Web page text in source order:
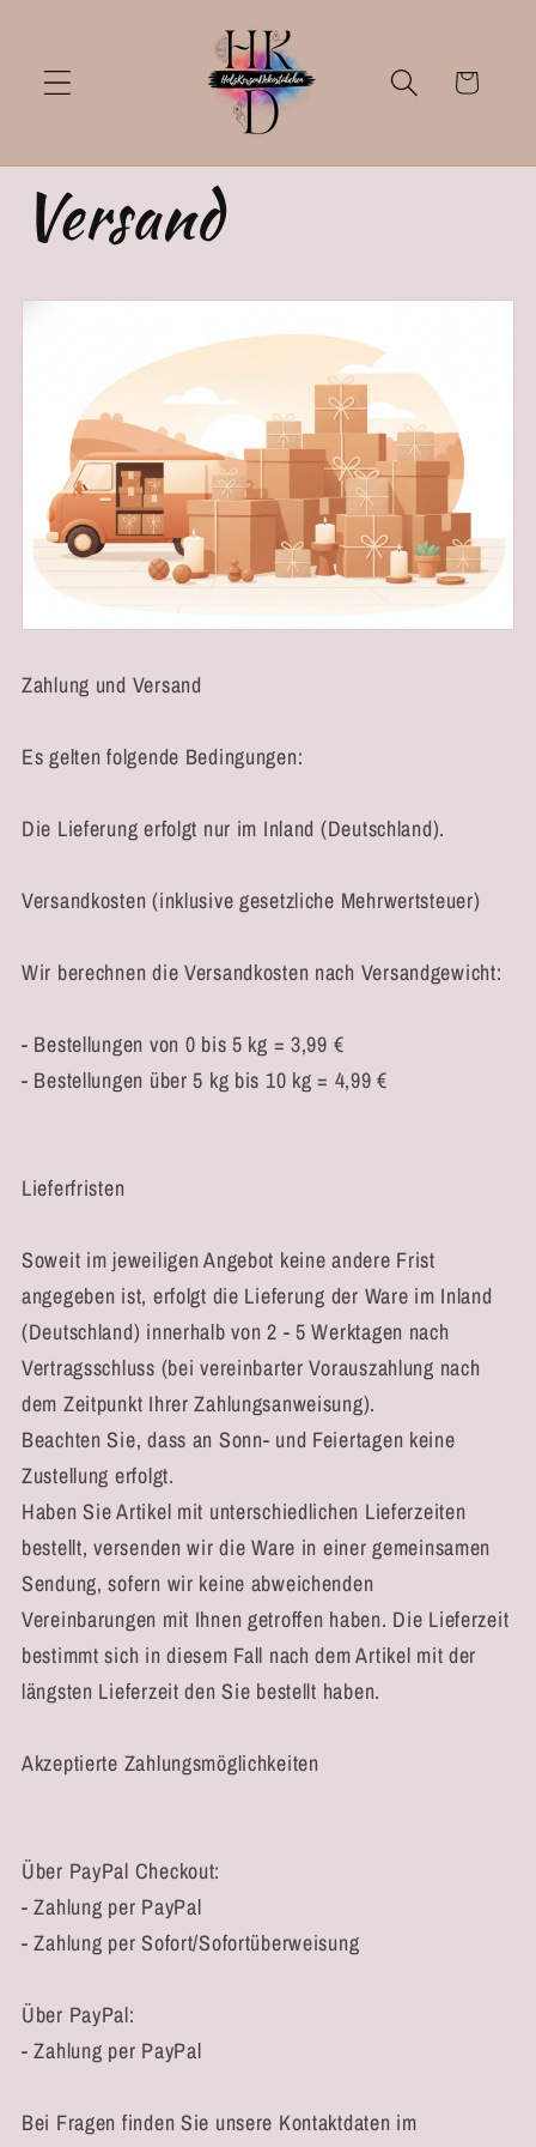
Warenkorb
Versand
Zahlung und Versand
Es gelten folgende Bedingungen:
Die Lieferung erfolgt nur im Inland (Deutschland).
Versandkosten (inklusive gesetzliche Mehrwertsteuer)
Wir berechnen die Versandkosten nach Versandgewicht:
- Bestellungen von 0 bis 5 kg = 3,99 €
- Bestellungen über 5 kg bis 10 kg = 4,99 €
Lieferfristen
Soweit im jeweiligen Angebot keine andere Frist
angegeben ist, erfolgt die Lieferung der Ware im Inland
(Deutschland) innerhalb von 2 - 5 Werktagen nach
Vertragsschluss (bei vereinbarter Vorauszahlung nach
dem Zeitpunkt Ihrer Zahlungsanweisung).
Beachten Sie, dass an Sonn- und Feiertagen keine
Zustellung erfolgt.
Haben Sie Artikel mit unterschiedlichen Lieferzeiten
bestellt, versenden wir die Ware in einer gemeinsamen
Sendung, sofern wir keine abweichenden
Vereinbarungen mit Ihnen getroffen haben. Die Lieferzeit
bestimmt sich in diesem Fall nach dem Artikel mit der
längsten Lieferzeit den Sie bestellt haben.
Akzeptierte Zahlungsmöglichkeiten
Über PayPal Checkout:
- Zahlung per PayPal
- Zahlung per Sofort/Sofortüberweisung
Über PayPal:
- Zahlung per PayPal
Bei Fragen finden Sie unsere Kontaktdaten im